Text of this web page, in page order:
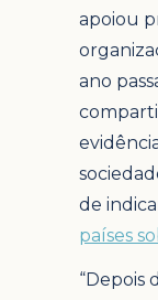
apoiou
ano
de
países
“Depois